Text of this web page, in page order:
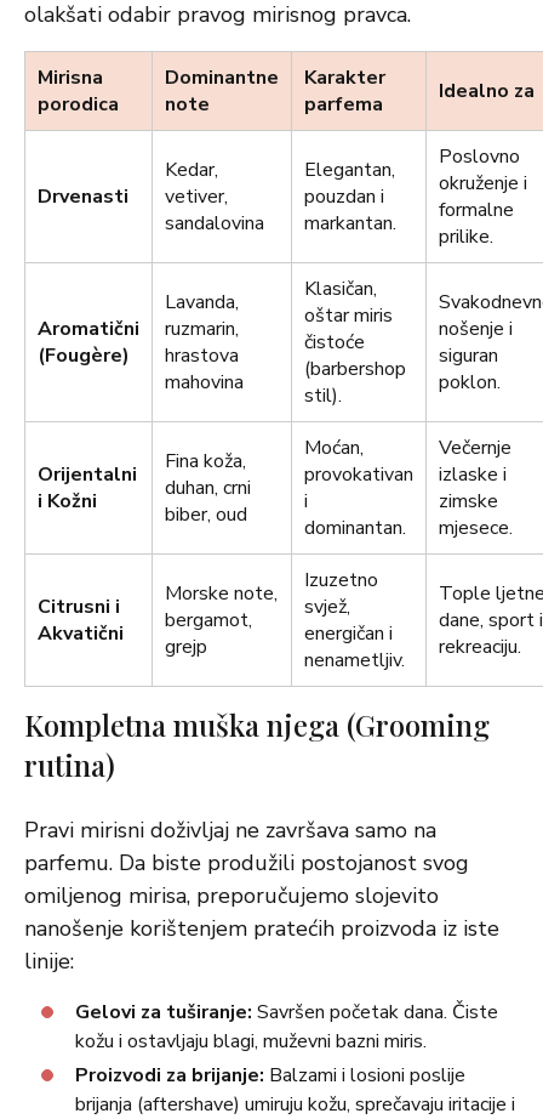
olakšati odabir pravog mirisnog pravca.
Mirisna
porodica
Dominantne
note
Karakter
parfema
Idealno za
Drvenasti
Kedar,
vetiver,
sandalovina
Elegantan,
pouzdan i
markantan.
Poslovno
okruženje i
formalne
prilike.
Aromatični
(Fougère)
Lavanda,
ruzmarin,
hrastova
mahovina
Klasičan,
oštar miris
čistoće
(barbershop
stil).
nošenje i
siguran
poklon.
Orijentalni
i Kožni
Fina koža,
duhan, crni
biber, oud
Moćan,
provokativan
i
dominantan.
Večernje
izlaske i
zimske
mjesece.
Citrusni i
Akvatični
Morske note,
bergamot,
grejp
Izuzetno
svjež,
energičan i
nenametljiv.
Tople
dane, sport i
rekreaciju.
Kompletna muška njega (Grooming
rutina)
Pravi mirisni doživljaj ne završava samo na
parfemu. Da biste produžili postojanost svog
omiljenog mirisa, preporučujemo slojevito
nanošenje korištenjem pratećih proizvoda iz iste
linije:
Gelovi za tuširanje: Savršen početak dana. Čiste
kožu i ostavljaju blagi, muževni bazni miris.
Proizvodi za brijanje: Balzami i losioni poslije
brijanja (aftershave) umiruju kožu, sprečavaju iritacije i